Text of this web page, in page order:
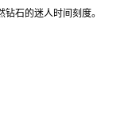
钻石的迷人时间刻度。